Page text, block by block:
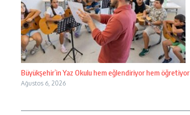
Büyükşehir’in Yaz Okulu hem eğlendiriyor hem öğretiyor
Ağustos 6, 2026